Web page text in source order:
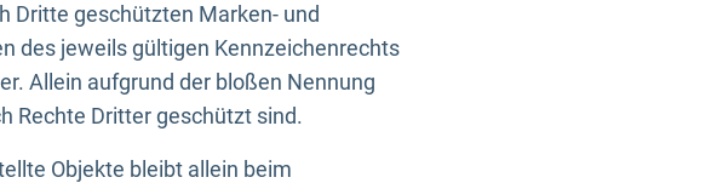
Dritte geschützten Marken- und
des jeweils gültigen Kennzeichenrechts
Allein aufgrund der bloßen Nennung
Rechte Dritter geschützt sind.
Objekte bleibt allein beim